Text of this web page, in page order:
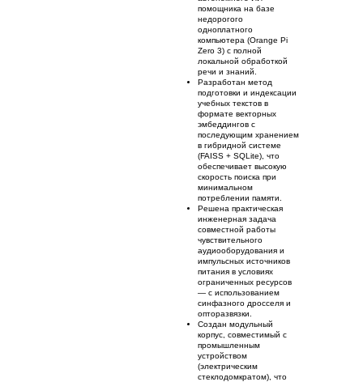
помощника на базе
недорогого
одноплатного
компьютера (Orange Pi
Zero 3) с полной
локальной обработкой
речи и знаний.
Разработан метод
подготовки и индексации
учебных текстов в
формате векторных
эмбеддингов с
последующим хранением
в гибридной системе
(FAISS + SQLite), что
обеспечивает высокую
скорость поиска при
минимальном
потреблении памяти.
Решена практическая
инженерная задача
совместной работы
чувствительного
аудиооборудования и
импульсных источников
питания в условиях
ограниченных ресурсов
— с использованием
синфазного дросселя и
опторазвязки.
Создан модульный
корпус, совместимый с
промышленным
устройством
(электрическим
стеклодомкратом), что